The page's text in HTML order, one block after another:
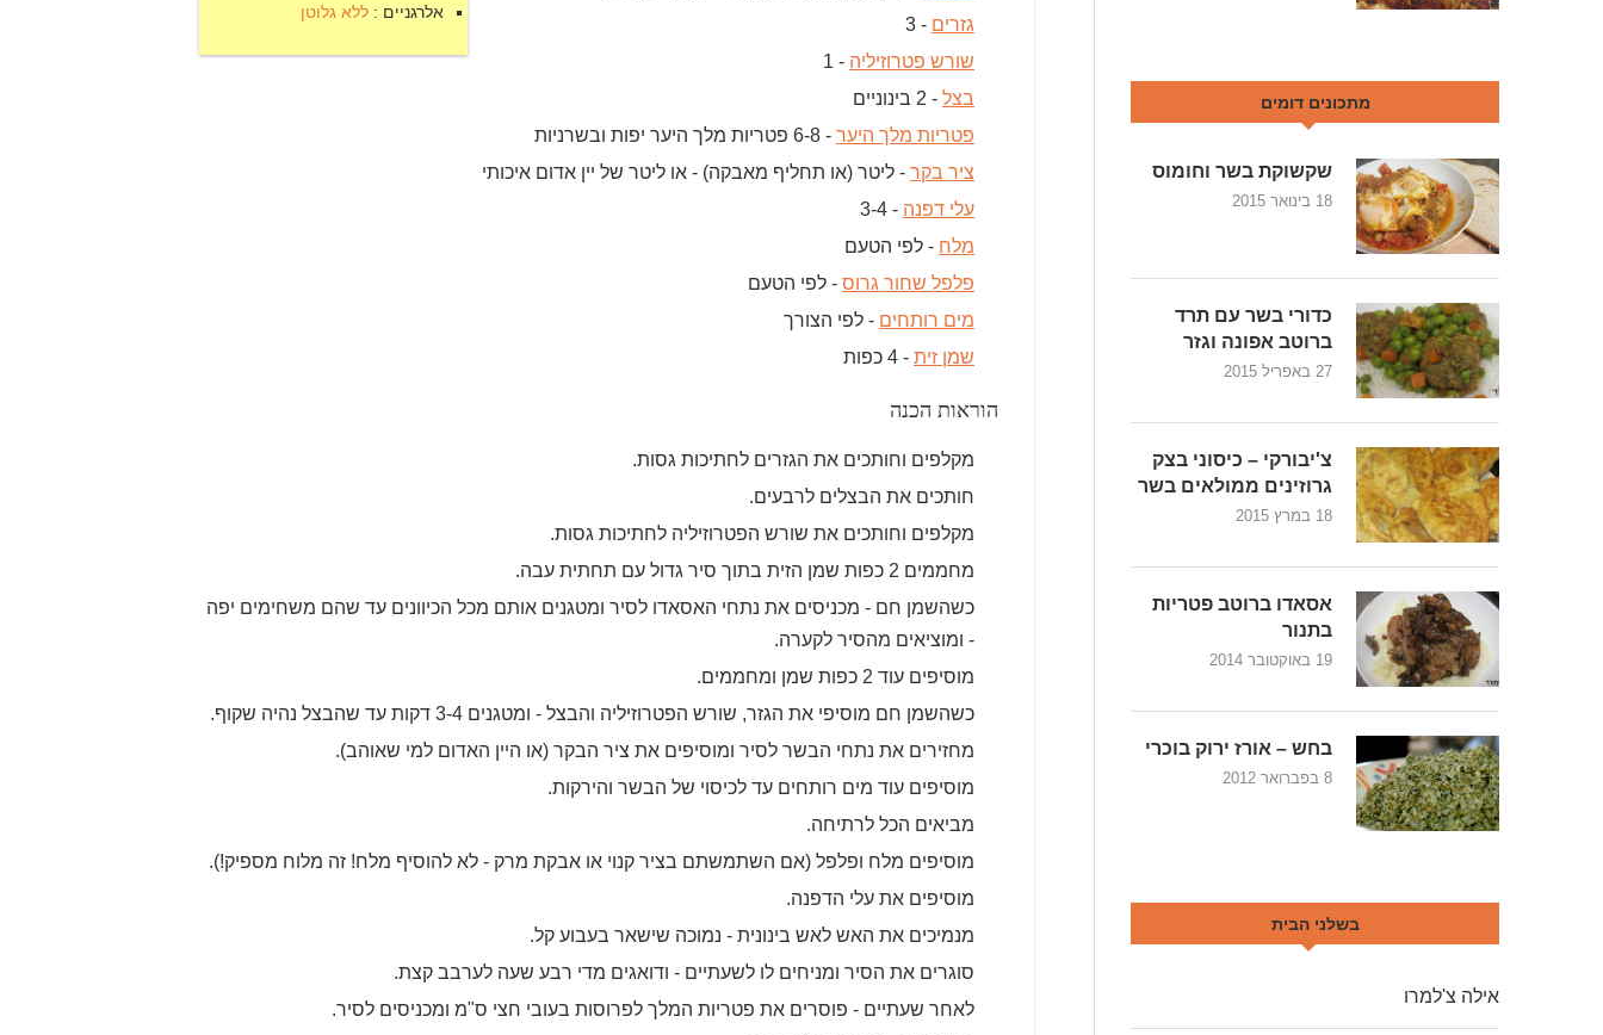
אלרגניים : ללא גלוטן
גזרים - 3
שורש פטרוזיליה - 1
בצל - 2 בינוניים
פטריות מלך היער - 6-8 פטריות מלך היער יפות ובשרניות
ציר בקר - ליטר (או תחליף מאבקה) - או ליטר של יין אדום איכותי
עלי דפנה - 3-4
מלח - לפי הטעם
פלפל שחור גרוס - לפי הטעם
מים רותחים - לפי הצורך
שמן זית - 4 כפות
הוראות הכנה
מקלפים וחותכים את הגזרים לחתיכות גסות.
חותכים את הבצלים לרבעים.
מקלפים וחותכים את שורש הפטרוזיליה לחתיכות גסות.
מחממים 2 כפות שמן הזית בתוך סיר גדול עם תחתית עבה.
כשהשמן חם - מכניסים את נתחי האסאדו לסיר ומטגנים אותם מכל הכיוונים עד שהם משחימים יפה
- ומוציאים מהסיר לקערה.
מוסיפים עוד 2 כפות שמן ומחממים.
כשהשמן חם מוסיפי את הגזר, שורש הפטרוזיליה והבצל - ומטגנים 3-4 דקות עד שהבצל נהיה שקוף.
מחזירים את נתחי הבשר לסיר ומוסיפים את ציר הבקר (או היין האדום למי שאוהב).
מוסיפים עוד מים רותחים עד לכיסוי של הבשר והירקות.
מביאים הכל לרתיחה.
מוסיפים מלח ופלפל (אם השתמשתם בציר קנוי או אבקת מרק - לא להוסיף מלח! זה מלוח מספיק!).
מוסיפים את עלי הדפנה.
מנמיכים את האש לאש בינונית - נמוכה שישאר בעבוע קל.
סוגרים את הסיר ומניחים לו לשעתיים - ודואגים מדי רבע שעה לערבב קצת.
לאחר שעתיים - פוסרים את פטריות המלך לפרוסות בעובי חצי ס"מ ומכניסים לסיר.
מתכונים דומים
שקשוקת בשר וחומוס
18 בינואר 2015
כדורי בשר עם תרד
ברוטב אפונה וגזר
27 באפריל 2015
צ'יבורקי – כיסוני בצק
גרוזינים ממולאים בשר
18 במרץ 2015
אסאדו ברוטב פטריות
בתנור
19 באוקטובר 2014
בחש – אורז ירוק בוכרי
8 בפברואר 2012
בשלני הבית
אילה צ'למרו